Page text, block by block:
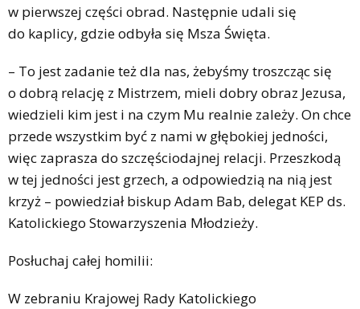
w pierwszej części obrad. Następnie udali się
do kaplicy, gdzie odbyła się Msza Święta.
– To jest zadanie też dla nas, żebyśmy troszcząc się
o dobrą relację z Mistrzem, mieli dobry obraz Jezusa,
wiedzieli kim jest i na czym Mu realnie zależy. On chce
przede wszystkim być z nami w głębokiej jedności,
więc zaprasza do szczęściodajnej relacji. Przeszkodą
w tej jedności jest grzech, a odpowiedzią na nią jest
krzyż – powiedział biskup Adam Bab, delegat KEP ds.
Katolickiego Stowarzyszenia Młodzieży.
Posłuchaj całej homilii:
W zebraniu Krajowej Rady Katolickiego